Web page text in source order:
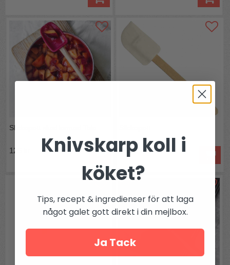
Slickepott skedformad Tala
125 kr 59 kr
Knivskarp koll i
köket?
Tips, recept & ingredienser för att laga
något galet gott direkt i din mejlbox.
Ja Tack